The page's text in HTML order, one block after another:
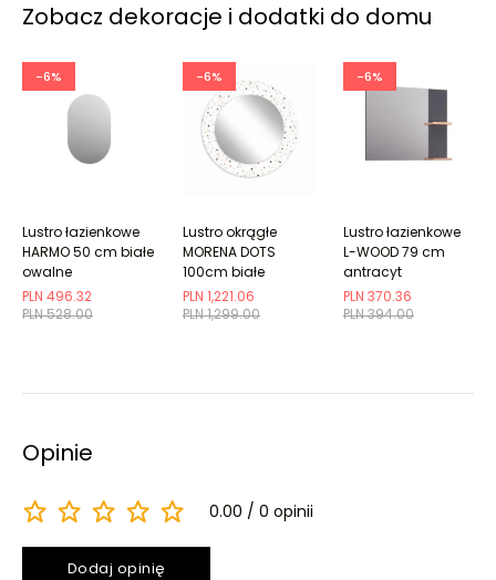
Zobacz dekoracje i dodatki do domu
-6%
PLN 528.00
PLN 496.32
Lustro łazienkowe
HARMO 50 cm białe
owalne
-6%
PLN 1,299.00
PLN 1,221.06
Lustro okrągłe
MORENA DOTS
100cm białe
-6%
PLN 394.00
PLN 370.36
Lustro łazienkowe
L-WOOD 79 cm
antracyt
Opinie
0.00 0 opinii
Dodaj opinię